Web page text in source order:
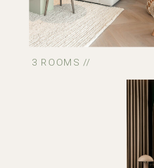
3 ROOMS //